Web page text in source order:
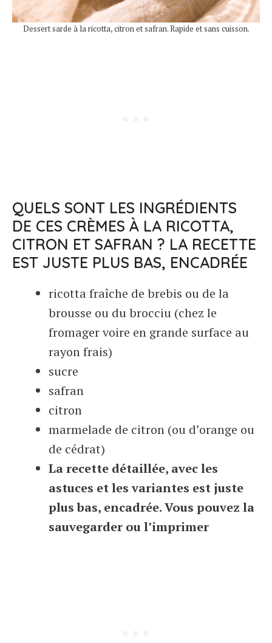
Dessert sarde à la ricotta, citron et safran. Rapide et sans cuisson.
QUELS SONT LES INGRÉDIENTS
DE CES CRÈMES À LA RICOTTA,
CITRON ET SAFRAN ? LA RECETTE
EST JUSTE PLUS BAS, ENCADRÉE
ricotta fraîche de brebis ou de la
brousse ou du brocciu (chez le
fromager voire en grande surface au
rayon frais)
sucre
safran
citron
marmelade de citron (ou d’orange ou
de cédrat)
La recette détaillée, avec les
astuces et les variantes est juste
plus bas, encadrée. Vous pouvez la
sauvegarder ou l’imprimer